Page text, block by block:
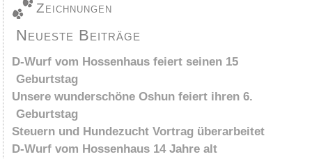
Zeichnungen
Neueste Beiträge
D-Wurf vom Hossenhaus feiert seinen 15
Geburtstag
Unsere wunderschöne Oshun feiert ihren 6.
Geburtstag
Steuern und Hundezucht Vortrag überarbeitet
D-Wurf vom Hossenhaus 14 Jahre alt